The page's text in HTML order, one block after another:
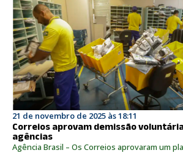
21 de novembro de 2025 às 18:11
Correios aprovam demissão
agências
Agência Brasil – Os Correios aprovaram um